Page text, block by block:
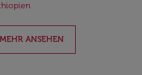
MEHR ANSEHEN